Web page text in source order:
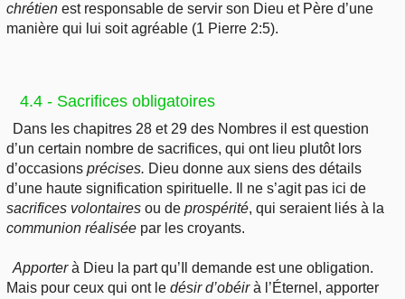
chrétien est responsable de servir son Dieu et Père d’une
manière qui lui soit agréable (1 Pierre 2:5).
4.4 - Sacrifices obligatoires
Dans les chapitres 28 et 29 des Nombres il est question
d’un certain nombre de sacrifices, qui ont lieu plutôt lors
d’occasions précises. Dieu donne aux siens des détails
d’une haute signification spirituelle. Il ne s’agit pas ici de
sacrifices volontaires ou de prospérité, qui seraient liés à la
communion réalisée par les croyants.
Apporterà Dieu la part qu’Il demande est une obligation.
Mais pour ceux qui ont le désir d’obéirà l’Éternel, apporter